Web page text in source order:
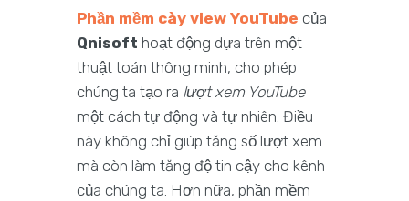
Phần mềm cày view YouTube của
Qnisoft hoạt động dựa trên một
thuật toán thông minh, cho phép
chúng ta tạo ra lượt xem YouTube
một cách tự động và tự nhiên. Điều
này không chỉ giúp tăng số lượt xem
mà còn làm tăng độ tin cậy cho kênh
của chúng ta. Hơn nữa, phần mềm